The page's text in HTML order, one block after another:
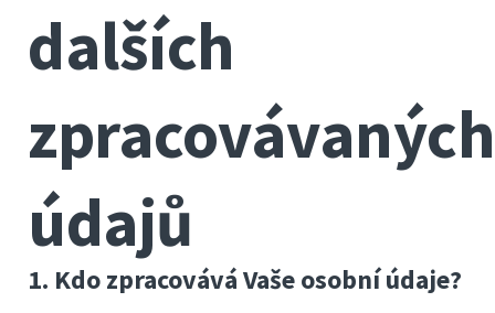
dalších
zpracovávaných
údajů
1. Kdo zpracovává Vaše osobní údaje?